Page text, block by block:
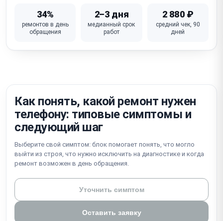
блокировка iCloud
Не работает кнопка питания / громкости /
34%
ремонтов в день
обращения
2–3 дня
медианный срок
работ
2 880 ₽
средний чек, 90
дней
Как понять, какой ремонт нужен
телефону: типовые симптомы и
следующий шаг
Выберите свой симптом: блок помогает понять, что могло
выйти из строя, что нужно исключить на диагностике и когда
ремонт возможен в день обращения.
Уточнить симптом
Оставить заявку